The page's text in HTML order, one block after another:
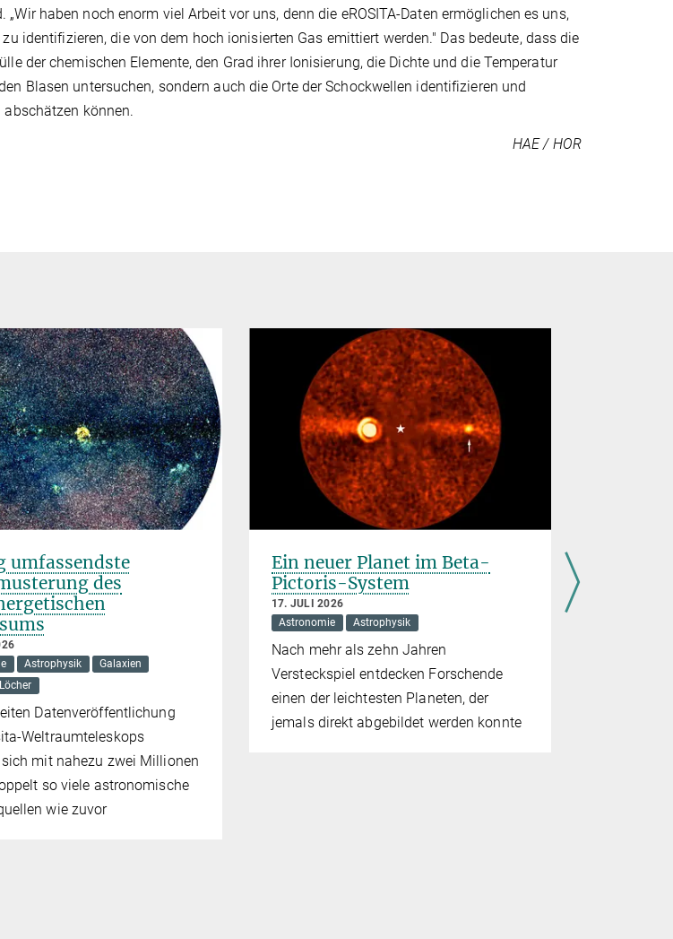
„Wir haben noch enorm viel Arbeit vor uns, denn die eROSITA-Daten ermöglichen es uns,
identifizieren, die von dem hoch ionisierten Gas emittiert werden." Das bedeute, dass die
der chemischen Elemente, den Grad ihrer Ionisierung, die Dichte und die Temperatur
Blasen untersuchen, sondern auch die Orte der Schockwellen identifizieren und
können.
HAE / HOR
umfassendste
des
Astrophysik
Galaxien
Datenveröffentlichung
Weltraumteleskops
mit nahezu zwei Millionen
so viele astronomische
wie zuvor
Ein neuer Planet im Beta-
Pictoris-System
17. JULI 2026
Astronomie
Astrophysik
Nach mehr als zehn Jahren
Versteckspiel entdecken Forschende
einen der leichtesten Planeten, der
jemals direkt abgebildet werden konnte